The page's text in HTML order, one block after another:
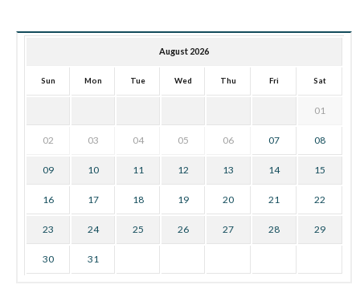
August 2026
Sun Mon Tue Wed Thu Fri Sat
01
02 03 04 05 06 07 08
09 10 11 12 13 14 15
16 17 18 19 20 21 22
23 24 25 26 27 28 29
30 31